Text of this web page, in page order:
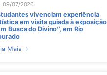
09/07/2026
vivenciam experiência
em visita guiada à exposição
Busca do Divino”, em Rio
Mais